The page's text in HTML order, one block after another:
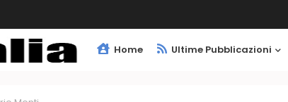
Home Ultime Pubblicazioni